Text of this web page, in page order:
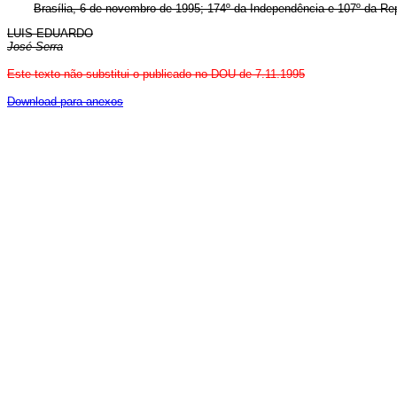
Brasília, 6 de novembro de 1995; 174º da Independência e 107º da
LUIS EDUARDO
José Serra
Este texto não substitui o publicado no DOU de 7.11.1995
Download para anexos